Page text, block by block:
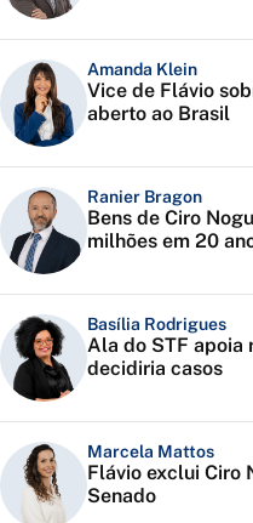
Amanda Klein
Vice de Flávio
aberto ao Brasil
Ranier Bragon
Bens de Ciro
milhões em 20
Basília Rodrigues
Ala do STF apoia
decidiria casos
Marcela Mattos
Flávio exclui Ciro
Senado